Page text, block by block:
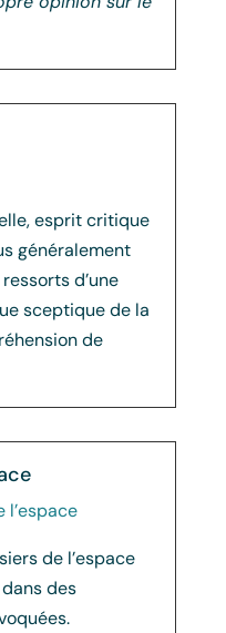
esprit critique
généralement
d’une
sceptique de la
de
l’espace
de l’espace
des